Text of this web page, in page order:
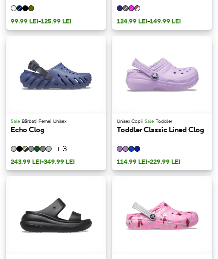
99.99 LEI-125.99 LEI 124.99 LEI-149.99 LEI
Sale Bărbați Femei Unisex
Echo Clog
+ 3
243.99 LEI-349.99 LEI
Unisex Copii Sale Toddler
Toddler Classic Lined Clog
114.99 LEI-229.99 LEI